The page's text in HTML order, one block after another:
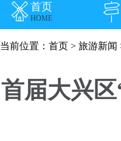
首页
HOME
当前位置： 首页 > 旅游新闻
首届大兴